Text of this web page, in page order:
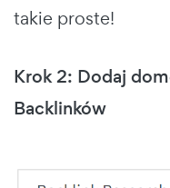
takie proste!
Krok 2: Dodaj
Backlinków